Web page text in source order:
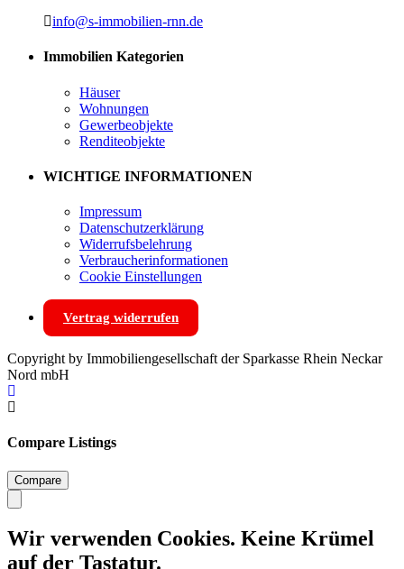
info@s-immobilien-rnn.de
Immobilien Kategorien
Häuser
Wohnungen
Gewerbeobjekte
Renditeobjekte
WICHTIGE INFORMATIONEN
Impressum
Datenschutzerklärung
Widerrufsbelehrung
Verbraucherinformationen
Cookie Einstellungen
Vertrag widerrufen
Copyright by Immobiliengesellschaft der Sparkasse Rhein Neckar
Nord mbH
Compare Listings
Compare
Wir verwenden Cookies. Keine Krümel
auf der Tastatur.